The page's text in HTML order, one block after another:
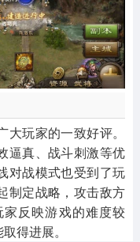
玩家的一致好评。
逼真、战斗刺激等优
对战模式也受到了玩
制定战略，攻击敌方
反映游戏的难度较
得进展。